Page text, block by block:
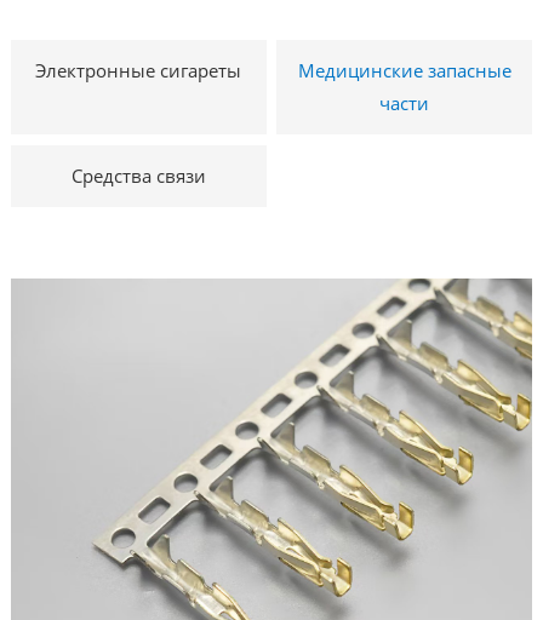
Электронные сигареты
Медицинские запасные
части
Средства связи